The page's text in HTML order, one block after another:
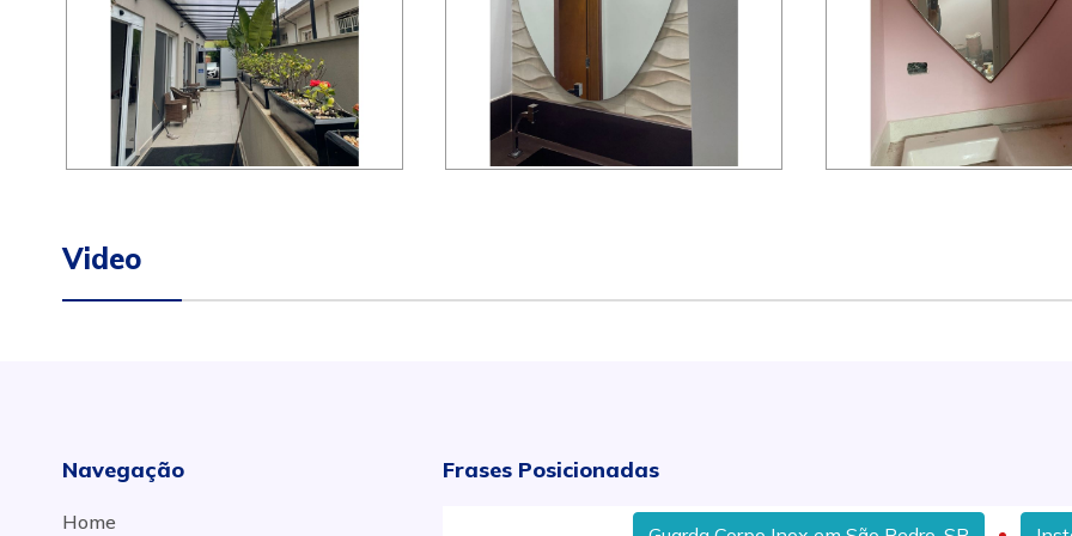
Video
Navegação
Home
Frases Posicionadas